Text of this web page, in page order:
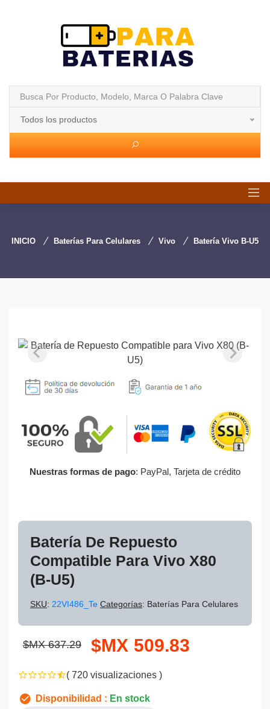
Todos los productos
INICIO Baterías Para Celulares Vivo Batería Vivo B-U5
Nuestras formas de pago: PayPal, Tarjeta de crédito
Batería De Repuesto
Compatible Para Vivo X80
(B-U5)
SKU: 22VI486_Te Categorías: Baterías Para Celulares
$MX 637.29 $MX 509.83
( 720 visualizaciones )
Disponibilidad : En stock